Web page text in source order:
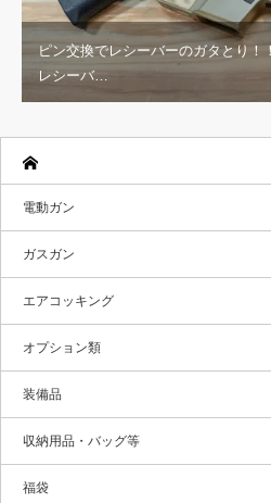
ピン交換でレシーバーのガタとり！
レシーバ…
電動ガン
ガスガン
エアコッキング
オプション類
装備品
収納用品・バッグ等
福袋